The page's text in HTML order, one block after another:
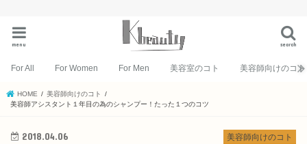
search
menu
For All For Women For Men 美容室のコト 美容師向けのコト
HOME
美容師向けのコト
美容師アシスタント１年目の為のシャンプー！たった１つのコツ
美容師向けのコト
2018.04.06